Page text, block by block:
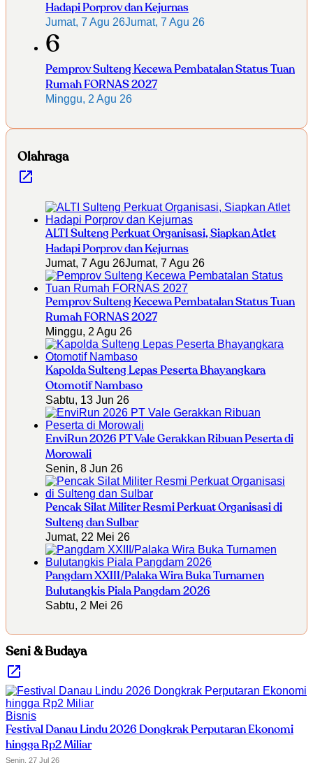
Hadapi Porprov dan Kejurnas
Jumat, 7 Agu 26Jumat, 7 Agu 26
6
Pemprov Sulteng Kecewa Pembatalan Status Tuan
Rumah FORNAS 2027
Minggu, 2 Agu 26
Olahraga
ALTI Sulteng Perkuat Organisasi, Siapkan Atlet
Hadapi Porprov dan Kejurnas
Jumat, 7 Agu 26Jumat, 7 Agu 26
Pemprov Sulteng Kecewa Pembatalan Status Tuan
Rumah FORNAS 2027
Minggu, 2 Agu 26
Kapolda Sulteng Lepas Peserta Bhayangkara
Otomotif Nambaso
Sabtu, 13 Jun 26
EnviRun 2026 PT Vale Gerakkan Ribuan Peserta di
Morowali
Senin, 8 Jun 26
Pencak Silat Militer Resmi Perkuat Organisasi di
Sulteng dan Sulbar
Jumat, 22 Mei 26
Pangdam XXIII/Palaka Wira Buka Turnamen
Bulutangkis Piala Pangdam 2026
Sabtu, 2 Mei 26
Seni & Budaya
Bisnis
Festival Danau Lindu 2026 Dongkrak Perputaran Ekonomi
hingga Rp2 Miliar
Senin, 27 Jul 26